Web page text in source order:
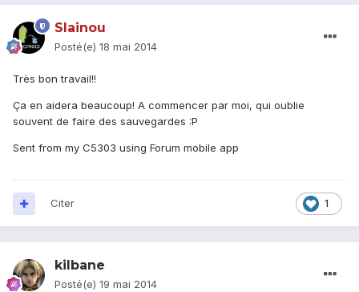
Slainou
Posté(e) 18 mai 2014
Très bon travail!!
Ça en aidera beaucoup! A commencer par moi, qui oublie
souvent de faire des sauvegardes :P
Sent from my C5303 using Forum mobile app
1
Citer
kilbane
Posté(e) 19 mai 2014